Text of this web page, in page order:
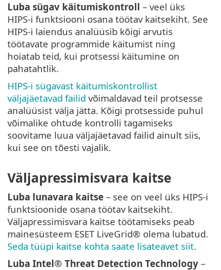
Luba sügav käitumiskontroll – veel üks
HIPS-i funktsiooni osana töötav kaitsekiht. See
HIPS-i laiendus analüüsib kõigi arvutis
töötavate programmide käitumist ning
hoiatab teid, kui protsessi käitumine on
pahatahtlik.
HIPS-i sügavast käitumiskontrollist
väljajäetavad failid võimaldavad teil protsesse
analüüsist välja jätta. Kõigi protsesside puhul
võimalike ohtude kontrolli tagamiseks
soovitame luua väljajäetavad failid ainult siis,
kui see on tõesti vajalik.
Väljapressimisvara kaitse
Luba lunavara kaitse – see on veel üks HIPS-i
funktsioonide osana töötav kaitsekiht.
Väljapressimisvara kaitse töötamiseks peab
mainesüsteem ESET LiveGrid® olema lubatud.
Seda tüüpi kaitse kohta saate lisateavet siit.
Luba Intel® Threat Detection Technology –